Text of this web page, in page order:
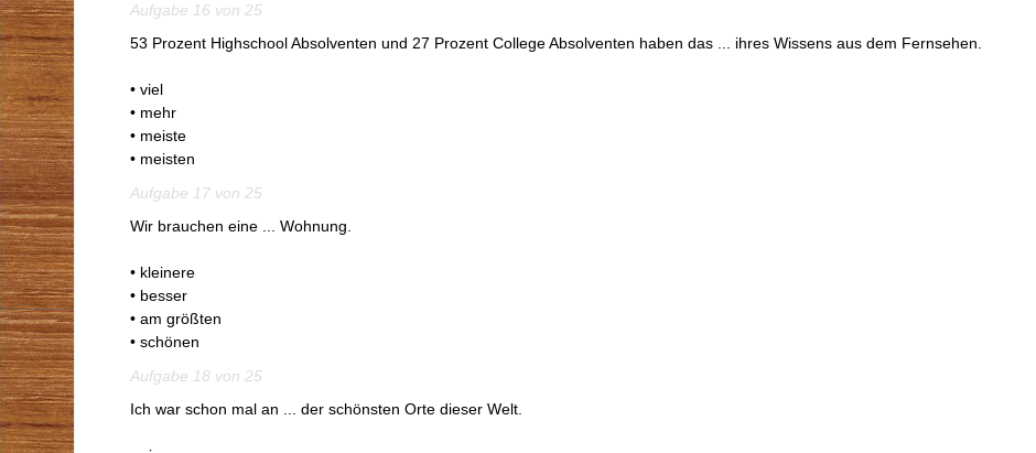
Aufgabe 16 von 25
53 Prozent Highschool Absolventen und 27 Prozent College Absolventen haben das ... ihres Wissens aus dem Fernsehen.
• viel
• mehr
• meiste
• meisten
Aufgabe 17 von 25
Wir brauchen eine ... Wohnung.
• kleinere
• besser
• am größten
• schönen
Aufgabe 18 von 25
Ich war schon mal an ... der schönsten Orte dieser Welt.